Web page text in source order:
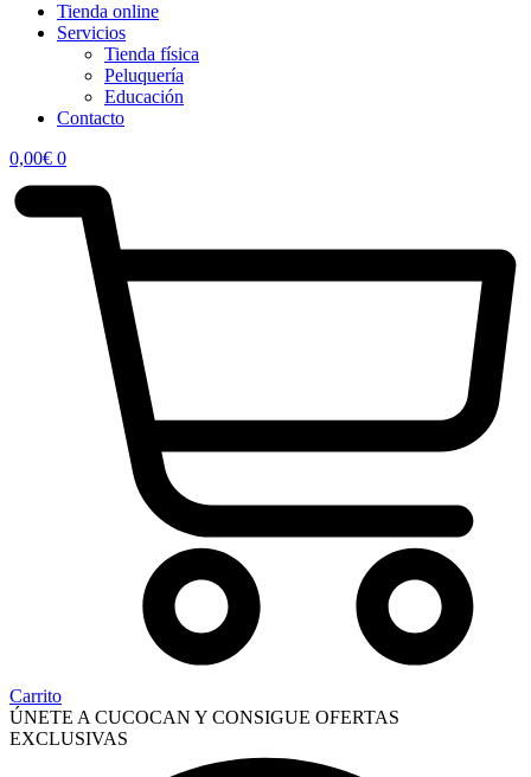
Tienda online
Servicios
Tienda física
Peluquería
Educación
Contacto
0,00€ 0
Carrito
ÚNETE A CUCOCAN Y CONSIGUE OFERTAS
EXCLUSIVAS